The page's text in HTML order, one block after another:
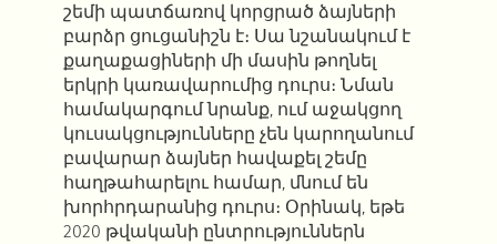
շեմի պատճառով կորցրած ձայների
բարձր ցուցանիշն է։ Սա նշանակում է
քաղաքացիների մի մասին թողնել
երկրի կառավարումից դուրս։ Նման
համակարգում նրանք, ում աջակցող
կուսակցությունները չեն կարողանում
բավարար ձայներ հավաքել շեմը
հաղթահարելու համար, մնում են
խորհրդարանից դուրս։ Օրինակ, եթե
2020 թվականի ընտրություններն